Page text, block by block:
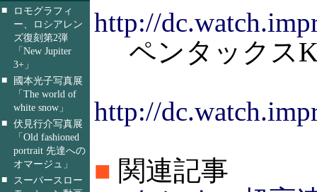
■
ロモグラフィ
ー、ロシアレン
ズ復刻第2弾
「New Jupiter
3+」
■
國本光子写真展
「The world of
white snow」
■ 伏見行介写真展
「Old fashioned
portrait 先達への
オマージュ」
■
スーパースロー
http://
ペンタックス
http://
■ 関連記事